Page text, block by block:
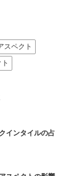
スペクト
インタイルの占